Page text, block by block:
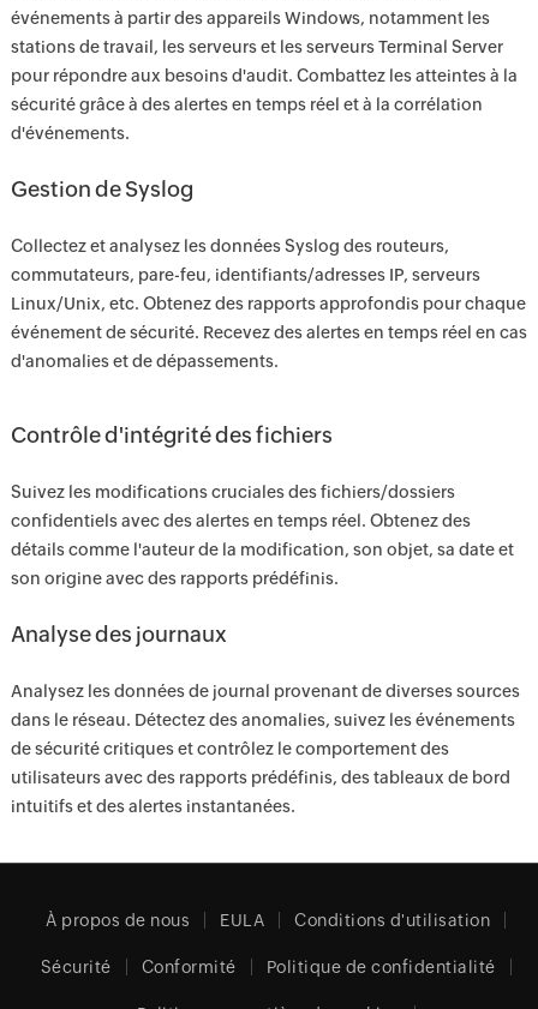
événements à partir des appareils Windows, notamment les
stations de travail, les serveurs et les serveurs Terminal Server
pour répondre aux besoins d'audit. Combattez les atteintes à la
sécurité grâce à des alertes en temps réel et à la corrélation
d'événements.
Gestion de Syslog
Collectez et analysez les données Syslog des routeurs,
commutateurs, pare-feu, identifiants/adresses IP, serveurs
Linux/Unix, etc. Obtenez des rapports approfondis pour chaque
événement de sécurité. Recevez des alertes en temps réel en cas
d'anomalies et de dépassements.
Contrôle d'intégrité des fichiers
Suivez les modifications cruciales des fichiers/dossiers
confidentiels avec des alertes en temps réel. Obtenez des
détails comme l'auteur de la modification, son objet, sa date et
son origine avec des rapports prédéfinis.
Analyse des journaux
Analysez les données de journal provenant de diverses sources
dans le réseau. Détectez des anomalies, suivez les événements
de sécurité critiques et contrôlez le comportement des
utilisateurs avec des rapports prédéfinis, des tableaux de bord
intuitifs et des alertes instantanées.
À propos de nous EULA Conditions d'utilisation
Sécurité Conformité Politique de confidentialité